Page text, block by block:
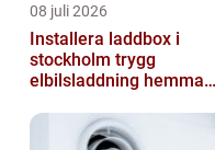
08 juli 2026
Installera laddbox i
stockholm trygg
elbilsladdning hemma